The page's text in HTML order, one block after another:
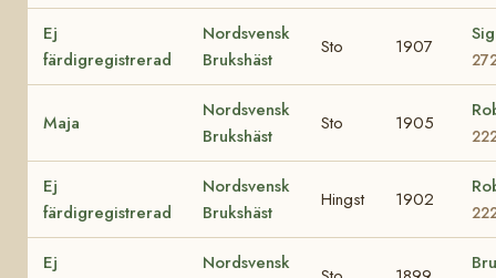
Ej
färdigregistrerad
Nordsvensk
Brukshäst
Sto 1907
Maja
Nordsvensk
Brukshäst
Sto 1905
Ej
färdigregistrerad
Nordsvensk
Brukshäst
Hingst 1902
Ej
Nordsvensk